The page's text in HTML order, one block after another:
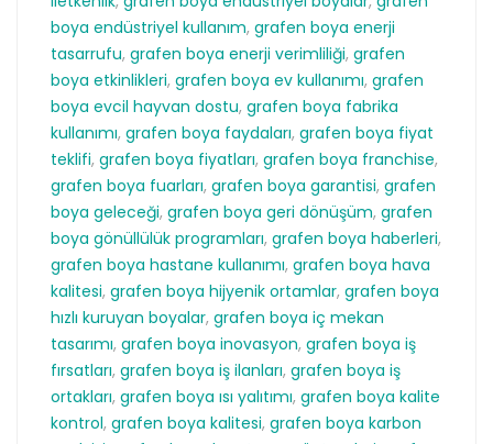
boya endüstriyel kullanım, grafen boya enerji
tasarrufu, grafen boya enerji verimliliği, grafen
boya etkinlikleri, grafen boya ev kullanımı, grafen
boya evcil hayvan dostu, grafen boya fabrika
kullanımı, grafen boya faydaları, grafen boya fiyat
teklifi, grafen boya fiyatları, grafen boya franchise,
grafen boya fuarları, grafen boya garantisi, grafen
boya geleceği, grafen boya geri dönüşüm, grafen
boya gönüllülük programları, grafen boya haberleri,
grafen boya hastane kullanımı, grafen boya hava
kalitesi, grafen boya hijyenik ortamlar, grafen boya
hızlı kuruyan boyalar, grafen boya iç mekan
tasarımı, grafen boya inovasyon, grafen boya iş
fırsatları, grafen boya iş ilanları, grafen boya iş
ortakları, grafen boya ısı yalıtımı, grafen boya kalite
kontrol, grafen boya kalitesi, grafen boya karbon